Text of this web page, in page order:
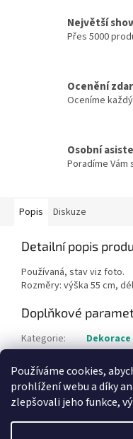
Používáme cookies,
prohlížení webu a díky
zlepšovali jeho funkce,
Největší
Přes 5000
Ocenění
Oceníme
Osobní
Poradíme Vám
Popis Diskuze
Detailní popis
Používaná, stav viz foto.
Rozměry: výška 55 cm,
Doplňkové
Kategorie:
Dekorace
Položka byla